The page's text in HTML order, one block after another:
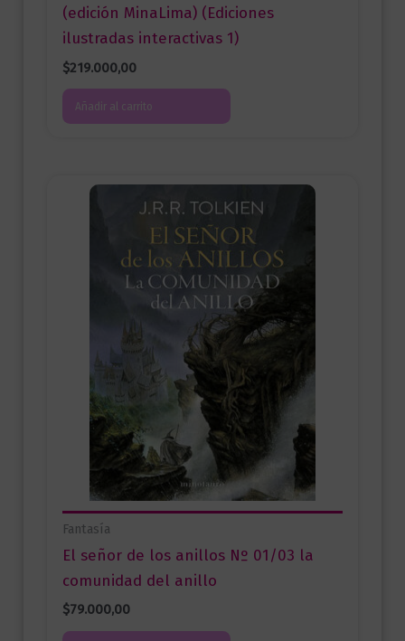
(edición MinaLima) (Ediciones
ilustradas interactivas 1)
$219.000,00
Añadir al carrito
Fantasía
El señor de los anillos Nº 01/03 la
comunidad del anillo
$79.000,00